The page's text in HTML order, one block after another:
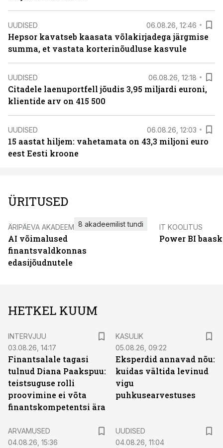
UUDISED 06.08.26, 12:46
Hepsor kavatseb kaasata võlakirjadega järgmise
summa, et vastata korterinõudluse kasvule
UUDISED 06.08.26, 12:18
Citadele laenuportfell jõudis 3,95 miljardi euroni,
klientide arv on 415 500
UUDISED 06.08.26, 12:03
15 aastat hiljem: vahetamata on 43,3 miljoni euro
eest Eesti kroone
ÜRITUSED
ÄRIPÄEVA AKADEEMIA
AI võimalused
finantsvaldkonnas
edasijõudnutele
8 akadeemilist tundi IT KOOLITUS
Power BI
HETKEL KUUM
INTERVJUU
03.08.26, 14:17
Finantsalale tagasi
tulnud Diana Paakspuu:
teistsuguse rolli
proovimine ei võta
finantskompetentsi ära
KASULIK
05.08.26, 09:22
Eksperdid annavad nõu:
kuidas vältida levinud
vigu
puhkusearvestuses
ARVAMUSED
04.08.26, 15:36
UUDISED
04.08.26, 11:04